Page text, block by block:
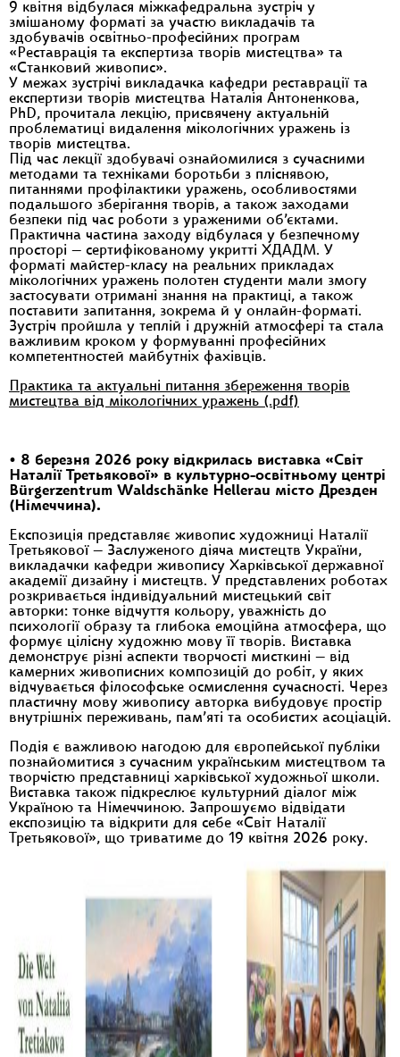
9 квітня відбулася міжкафедральна зустріч у
змішаному форматі за участю викладачів та
здобувачів освітньо-професійних програм
«Реставрація та експертиза творів мистецтва» та
«Станковий живопис».
У межах зустрічі викладачка кафедри реставрації та
експертизи творів мистецтва Наталія Антоненкова,
PhD, прочитала лекцію, присвячену актуальній
проблематиці видалення мікологічних уражень із
творів мистецтва.
Під час лекції здобувачі ознайомилися з сучасними
методами та техніками боротьби з пліснявою,
питаннями профілактики уражень, особливостями
подальшого зберігання творів, а також заходами
безпеки під час роботи з ураженими об’єктами.
Практична частина заходу відбулася у безпечному
просторі — сертифікованому укритті ХДАДМ. У
форматі майстер-класу на реальних прикладах
мікологічних уражень полотен студенти мали змогу
застосувати отримані знання на практиці, а також
поставити запитання, зокрема й у онлайн-форматі.
Зустріч пройшла у теплій і дружній атмосфері та стала
важливим кроком у формуванні професійних
компетентностей майбутніх фахівців.
Практика та актуальні питання збереження творів
мистецтва від мікологічних уражень (.pdf)
• 8 березня 2026 року відкрилась виставка «Світ
Наталії Третьякової» в культурно-освітньому центрі
Bürgerzentrum Waldschänke Hellerau місто Дрезден
(Німеччина).
Експозиція представляє живопис художниці Наталії
Третьякової — Заслуженого діяча мистецтв України,
викладачки кафедри живопису Харківської державної
академії дизайну і мистецтв. У представлених роботах
розкривається індивідуальний мистецький світ
авторки: тонке відчуття кольору, уважність до
психології образу та глибока емоційна атмосфера, що
формує цілісну художню мову її творів. Виставка
демонструє різні аспекти творчості мисткині — від
камерних живописних композицій до робіт, у яких
відчувається філософське осмислення сучасності. Через
пластичну мову живопису авторка вибудовує простір
внутрішніх переживань, пам’яті та особистих асоціацій.
Подія є важливою нагодою для європейської публіки
познайомитися з сучасним українським мистецтвом та
творчістю представниці харківської художньої школи.
Виставка також підкреслює культурний діалог між
Україною та Німеччиною. Запрошуємо відвідати
експозицію та відкрити для себе «Світ Наталії
Третьякової», що триватиме до 19 квітня 2026 року.